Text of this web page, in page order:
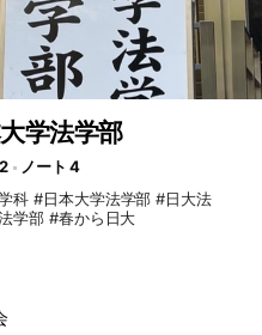
学法学部
ノート 4
科 #日本大学法学部 #日大法
学部 #春から日大